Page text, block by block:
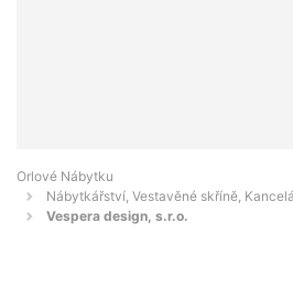
Orlové Nábytku
Nábytkářství, Vestavěné skříně,
Vespera design, s.r.o.